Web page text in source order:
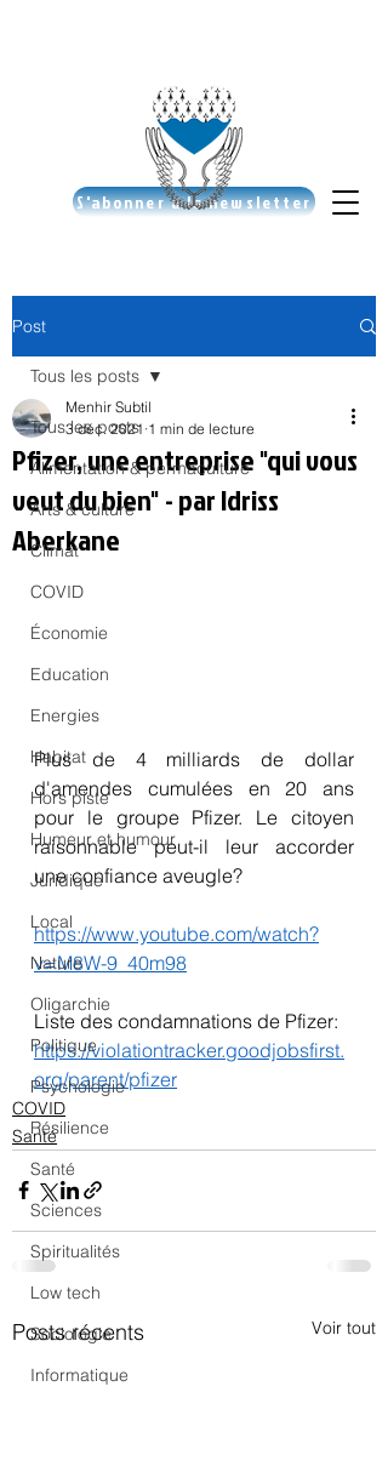
S'abonner à la newsletter
Post
Tous les posts
Alimentation & permaculture
Arts & culture
Climat
COVID
Économie
Education
Energies
Habitat
Hors piste
Humeur et humour
Juridique
Local
Nature
Oligarchie
Politique
Psychologie
Résilience
Santé
Sciences
Spiritualités
Low tech
Sociologie
Informatique
Tous les posts
Pfizer, une entreprise "qui vous
veut du bien" - par Idriss
Aberkane
Menhir Subtil
3 déc. 2021 1 min de lecture
Plus de 4 milliards de dollar
d'amendes cumulées en 20 ans
pour le groupe Pfizer. Le citoyen
raisonnable peut-il leur accorder
une confiance aveugle?
https://www.youtube.com/watch?
v=M8W-9_40m98
Liste des condamnations de Pfizer:
https://violationtracker.goodjobsfirst.
org/parent/pfizer
COVID
Santé
Posts récents Voir tout